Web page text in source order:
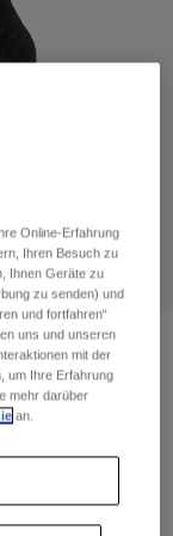
50% OFF
Online-Erfahrung
Ihren Besuch zu
Ihnen Geräte zu
zu senden) und
und fortfahren“
uns und unseren
mit der
um Ihre Erfahrung
mehr darüber
an.